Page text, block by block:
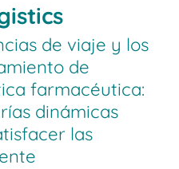
de viaje y los
de
farmacéutica:
dinámicas
las